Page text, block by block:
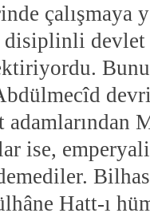
çalışmaya
disiplinli devlet
ise,
Hatt-ı